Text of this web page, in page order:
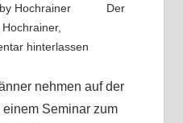
Hochrainer
Der
,
hinterlassen
nehmen auf der
Seminar zum